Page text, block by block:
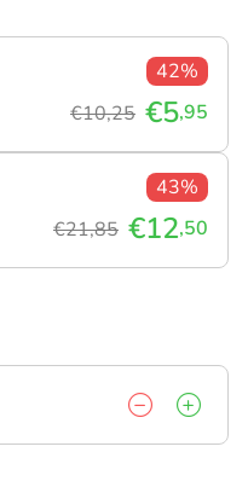
42%
€10,25 €5,95
43%
€21,85 €12,50